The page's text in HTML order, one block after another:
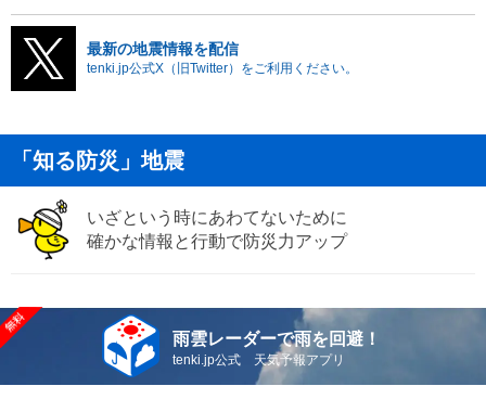
最新の地震情報を配信
tenki.jp公式X（旧Twitter）をご利用ください。
「知る防災」地震
いざという時にあわてないために
確かな情報と行動で防災力アップ
雨雲レーダーで雨を回避！
tenki.jp公式 天気予報アプリ